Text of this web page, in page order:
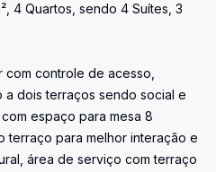
4 Quartos, sendo 4 Suítes, 3
controle de acesso,
a dois terraços sendo social e
espaço para mesa 8
terraço para melhor interação e
área de serviço com terraço